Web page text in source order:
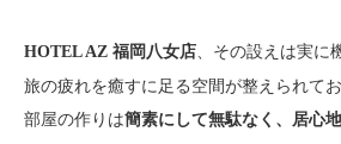
HOTEL AZ 福岡八女店 、その設えは実に
旅の疲れを癒すに足る空間が整えられてお
部屋の作りは簡素にして無駄なく、居心